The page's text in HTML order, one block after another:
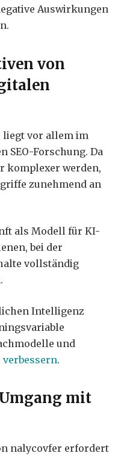
Auswirkungen
von
liegt vor allem im
SEO-Forschung. Da
komplexer werden,
zunehmend an
als Modell für KI-
bei der
vollständig
Intelligenz
und
verbessern.
mit
nalycovfer erfordert